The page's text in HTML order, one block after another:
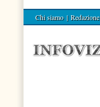
Chi siamo | Redazione